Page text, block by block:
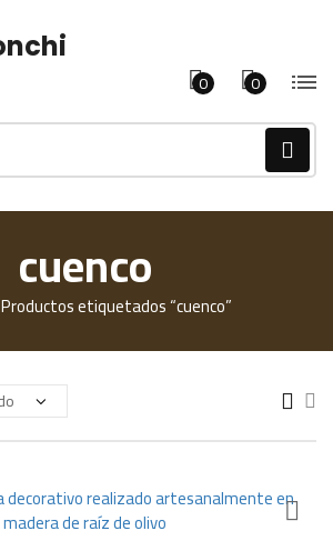
0 0
cuenco
Productos etiquetados “cuenco”